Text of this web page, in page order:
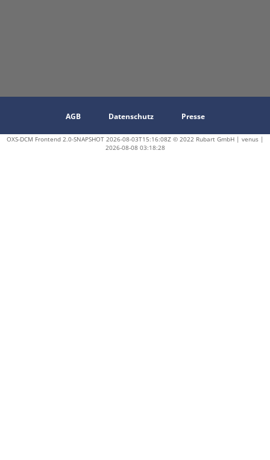
AGB Datenschutz Presse
OXS-DCM Frontend 2.0-SNAPSHOT 2026-08-03T15:16:08Z © 2022 Rubart GmbH | venus |
2026-08-08 03:18:28